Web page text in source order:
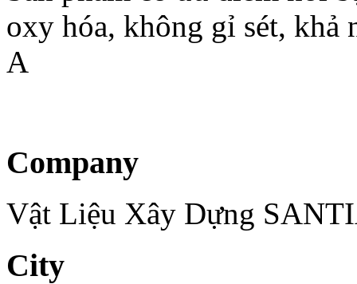
oxy hóa, không gỉ sét, khả
A
Company
Vật Liệu Xây Dựng
City